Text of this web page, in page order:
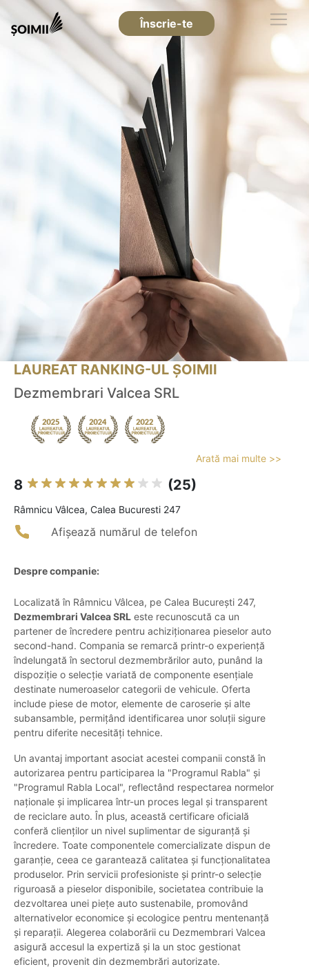
Înscrie-te
LAUREAT RANKING-UL ȘOIMII
Dezmembrari Valcea SRL
Arată mai multe >>
8 (25)
Râmnicu Vâlcea, Calea Bucuresti 247
Afișează numărul de telefon
Despre companie:
Localizată în Râmnicu Vâlcea, pe Calea București 247,
Dezmembrari Valcea SRL este recunoscută ca un
partener de încredere pentru achiziționarea pieselor auto
second-hand. Compania se remarcă printr-o experiență
îndelungată în sectorul dezmembrărilor auto, punând la
dispoziție o selecție variată de componente esențiale
destinate numeroaselor categorii de vehicule. Oferta
include piese de motor, elemente de caroserie și alte
subansamble, permițând identificarea unor soluții sigure
pentru diferite necesități tehnice.
Un avantaj important asociat acestei companii constă în
autorizarea pentru participarea la "Programul Rabla" și
"Programul Rabla Local", reflectând respectarea normelor
naționale și implicarea într-un proces legal și transparent
de reciclare auto. În plus, această certificare oficială
conferă clienților un nivel suplimentar de siguranță și
încredere. Toate componentele comercializate dispun de
garanție, ceea ce garantează calitatea și funcționalitatea
produselor. Prin servicii profesioniste și printr-o selecție
riguroasă a pieselor disponibile, societatea contribuie la
dezvoltarea unei piețe auto sustenabile, promovând
alternativelor economice și ecologice pentru mentenanță
și reparații. Alegerea colaborării cu Dezmembrari Valcea
asigură accesul la expertiză și la un stoc gestionat
eficient, provenit din dezmembrări autorizate.